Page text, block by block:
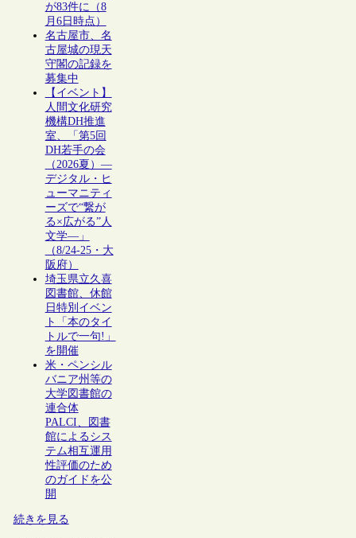
が83件に（8
月6日時点）
名古屋市、名
古屋城の現天
守閣の記録を
募集中
【イベント】
人間文化研究
機構DH推進
室、「第5回
DH若手の会
（2026夏）―
デジタル・ヒ
ューマニティ
ーズで“繋が
る×広がる”人
文学―」
（8/24-25・大
阪府）
埼玉県立久喜
図書館、休館
日特別イベン
ト「本のタイ
トルで一句!」
を開催
米・ペンシル
バニア州等の
大学図書館の
連合体
PALCI、図書
館によるシス
テム相互運用
性評価のため
のガイドを公
開
続きを見る